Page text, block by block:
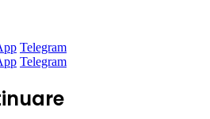
Telegram
Telegram